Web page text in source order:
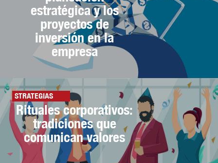
estratégica y los
proyectos de
inversión en la
empresa
STRATEGIAS
Rituales corporativos:
tradiciones que
comunican valores